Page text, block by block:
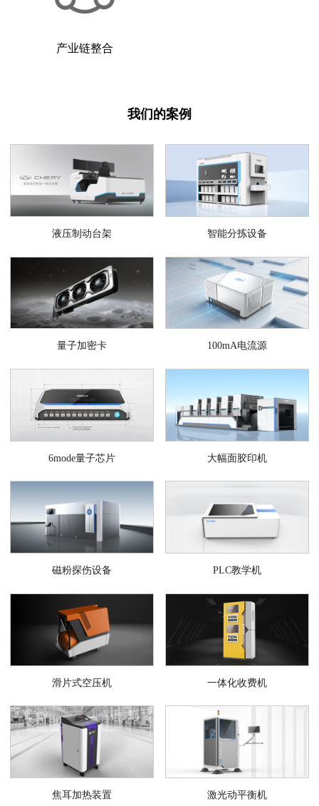
产业链整合
我们的案例
液压制动台架 智能分拣设备
量子加密卡 100mA电流源
6mode量子芯片 大幅面胶印机
磁粉探伤设备 PLC教学机
滑片式空压机 一体化收费机
焦耳加热装置 激光动平衡机